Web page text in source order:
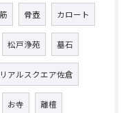
骨壺 カロート
松戸浄苑 墓石
アルスクエア佐倉
お寺 離檀